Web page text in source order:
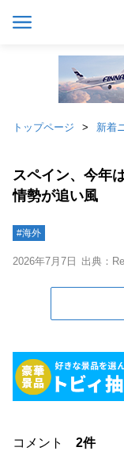
トップページ 新着
スペイン、今年
情勢が追い風
#海外
2026年7月7日 出典：
コメント 2件